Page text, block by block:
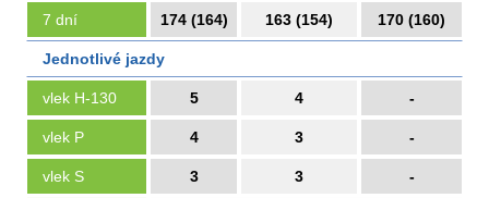
7 dní 174 (164) 163 (154) 170 (160)
Jednotlivé jazdy
vlek H-130 5 4 -
vlek P 4 3 -
vlek S 3 3 -